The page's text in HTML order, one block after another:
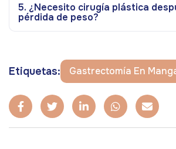
5. ¿Necesito cirugía plástica
pérdida de peso?
Etiquetas: Gastrectomía En